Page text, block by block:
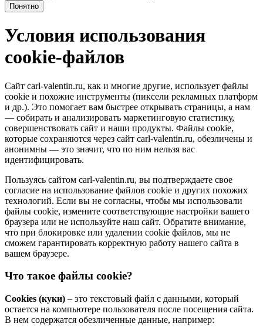
Понятно
Условия использования
cookie-файлов
Сайт carl-valentin.ru, как и многие другие, использует файлы
cookie и похожие инструменты (пиксели рекламных платформ
и др.). Это помогает вам быстрее открывать страницы, а нам
— собирать и анализировать маркетинговую статистику,
совершенствовать сайт и наши продукты. Файлы сookie,
которые сохраняются через сайт carl-valentin.ru, обезличены и
анонимны — это значит, что по ним нельзя вас
идентифицировать.
Пользуясь сайтом carl-valentin.ru, вы подтверждаете свое
согласие на использование файлов cookie и других похожих
технологий. Если вы не согласны, чтобы мы использовали
файлы cookie, измените соответствующие настройки вашего
браузера или не используйте наш сайт. Обратите внимание,
что при блокировке или удалении cookie файлов, мы не
сможем гарантировать корректную работу нашего сайта в
вашем браузере.
Что такое файлы cookie?
Cookies (куки) – это текстовый файл с данными, который
остается на компьютере пользователя после посещения сайта.
В нем содержатся обезличенные данные, например: